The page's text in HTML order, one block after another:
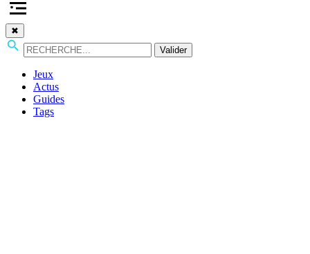
✖
Valider
Jeux
Actus
Guides
Tags